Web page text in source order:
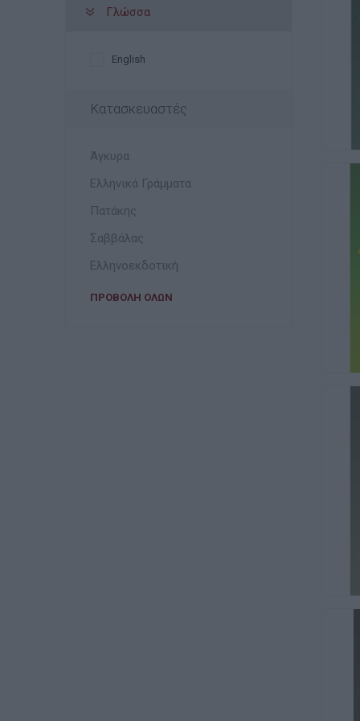
Γλώσσα
English
Κατασκευαστές
Άγκυρα
Ελληνικά Γράμματα
Πατάκης
Σαββάλας
Ελληνοεκδοτική
ΠΡΟΒΟΛΉ ΌΛΩΝ